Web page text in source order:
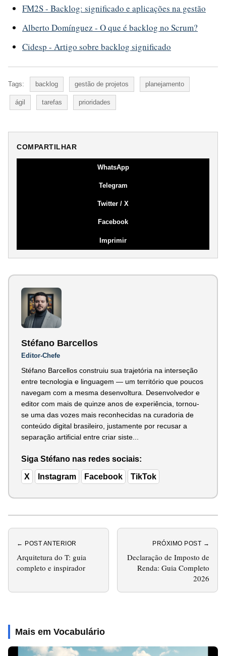
FM2S - Backlog: significado e aplicações na gestão
Alberto Domínguez - O que é backlog no Scrum?
Cidesp - Artigo sobre backlog significado
Tags: backlog gestão de projetos planejamento
ágil tarefas prioridades
COMPARTILHAR
WhatsApp
Telegram
Twitter / X
Facebook
Imprimir
Stéfano Barcellos
Editor-Chefe
Stéfano Barcellos construiu sua trajetória na interseção
entre tecnologia e linguagem — um território que poucos
navegam com a mesma desenvoltura. Desenvolvedor e
editor com mais de quinze anos de experiência, tornou-
se uma das vozes mais reconhecidas na curadoria de
conteúdo digital brasileiro, justamente por recusar a
separação artificial entre criar siste...
Siga Stéfano nas redes sociais:
X Instagram Facebook TikTok
← POST ANTERIOR
Arquitetura do T: guia
completo e inspirador
PRÓXIMO POST →
Declaração de Imposto de
Renda: Guia Completo
2026
Mais em Vocabulário